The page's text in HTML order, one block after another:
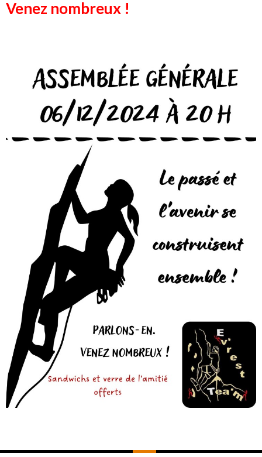
Venez nombreux !